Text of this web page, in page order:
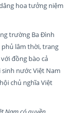
hoa tưởng niệm
trường Ba Đình
phủ lâm thời, trang
đồng bào cả
nước Việt Nam
chủ nghĩa Việt